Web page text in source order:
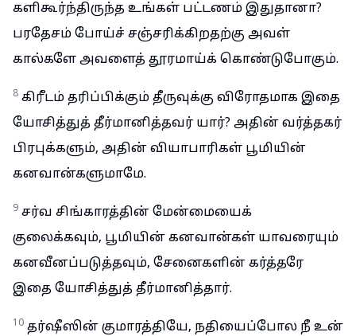
களிகூர்ந்திருந்த உங்கள் பட்டணம் இதுதானா?
பரதேசம் போய்ச் சஞ்சரிக்கிறதற்கு அவள்
கால்களே அவளைத் தூரமாய்க் கொண்டுபோகும்.
8 கிரீடம் தரிப்பிக்கும் தீருவுக்கு விரோதமாக இதை
யோசித்துத் தீர்மானித்தவர் யார்? அதின் வர்த்தகர்
பிரபுக்களும், அதின் வியாபாரிகள் பூமியின்
கனவான்களுமாமே.
9 சர்வ சிங்காரத்தின் மேன்மையைக்
குலைக்கவும், பூமியின் கனவான்கள் யாவரையும்
கனவீனப்படுத்தவும், சேனைகளின் கர்த்தரே
இதை யோசித்துத் தீர்மானித்தார்.
10 தர்ஷீஸின் குமாரத்தியே, நதியைப்போல நீ உன்